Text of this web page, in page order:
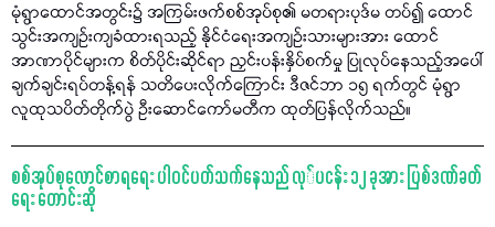
မုံရွာထောင်အတွင်း၌ အကြမ်းဖက်စစ်အုပ်စု၏ မတရားပုဒ်မ တပ်၍ ထောင်
သွင်းအကျဉ်းကျခံထားရသည့် နိုင်ငံရေးအကျဉ်းသားများအား ထောင်
အာဏာပိုင်များက စိတ်ပိုင်းဆိုင်ရာ ညှင်းပန်းနှိပ်စက်မှု ပြုလုပ်နေသည့်အပေါ်
ချက်ချင်းရပ်တန့်ရန် သတိပေးလိုက်ကြောင်း ဒီဇင်ဘာ ၁၅ ရက်တွင် မုံရွာ
လူထုသပိတ်တိုက်ပွဲ ဦးဆောင်ကော်မတီက ထုတ်ပြန်လိုက်သည်။
စစ်အုပ်စုလောင်စာရရေး ပါဝင်ပတ်သက်နေသည် လု်ပငန်း ၁၂ ခုအား ပြစ်ဒဏ်ခတ်
ရေး တောင်းဆို